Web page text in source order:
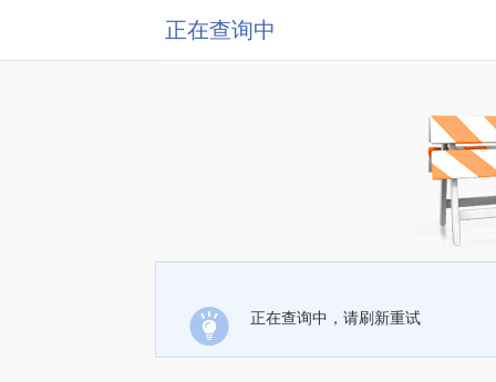
正在查询中
正在查询中，请刷新重试